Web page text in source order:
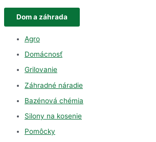
Dom a záhrada
Agro
Domácnosť
Grilovanie
Záhradné náradie
Bazénová chémia
Silony na kosenie
Pomôcky